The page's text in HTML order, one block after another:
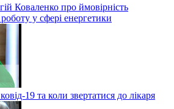
Коваленко про ймовірність
у сфері енергетики
19 та коли звертатися до лікаря